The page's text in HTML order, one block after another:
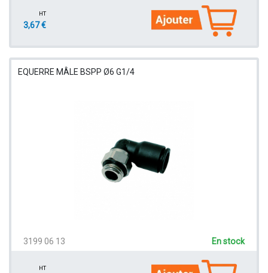
HT
3,67 €
EQUERRE MÂLE BSPP Ø6 G1/4
3199 06 13 En stock
HT